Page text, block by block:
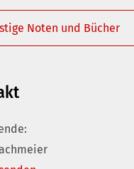
Noten und Bücher